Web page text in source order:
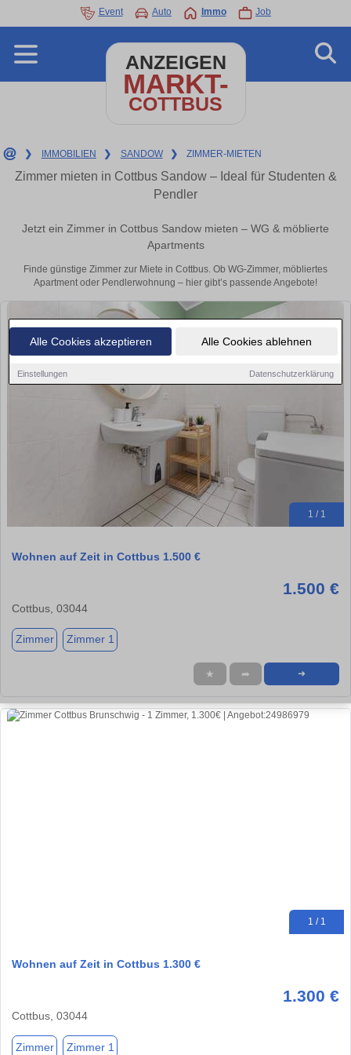
Alle Cookies akzeptieren Alle Cookies ablehnen
Einstellungen Datenschutzerklärung
Event Auto Immo Job
ANZEIGEN
MARKT-
COTTBUS
❯ IMMOBILIEN ❯ SANDOW ❯ ZIMMER-MIETEN
Zimmer mieten in Cottbus Sandow – Ideal für Studenten &
Pendler
Jetzt ein Zimmer in Cottbus Sandow mieten – WG & möblierte
Apartments
Finde günstige Zimmer zur Miete in Cottbus. Ob WG-Zimmer, möbliertes
Apartment oder Pendlerwohnung – hier gibt’s passende Angebote!
1 / 1
Wohnen auf Zeit in Cottbus 1.500 €
1.500 €
Cottbus, 03044
Zimmer Zimmer 1
★ ➦ ➜
1 / 1
Wohnen auf Zeit in Cottbus 1.300 €
1.300 €
Cottbus, 03044
Zimmer Zimmer 1